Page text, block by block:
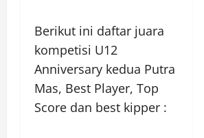
Berikut ini daftar juara
kompetisi U12
Anniversary kedua Putra
Mas, Best Player, Top
Score dan best kipper :